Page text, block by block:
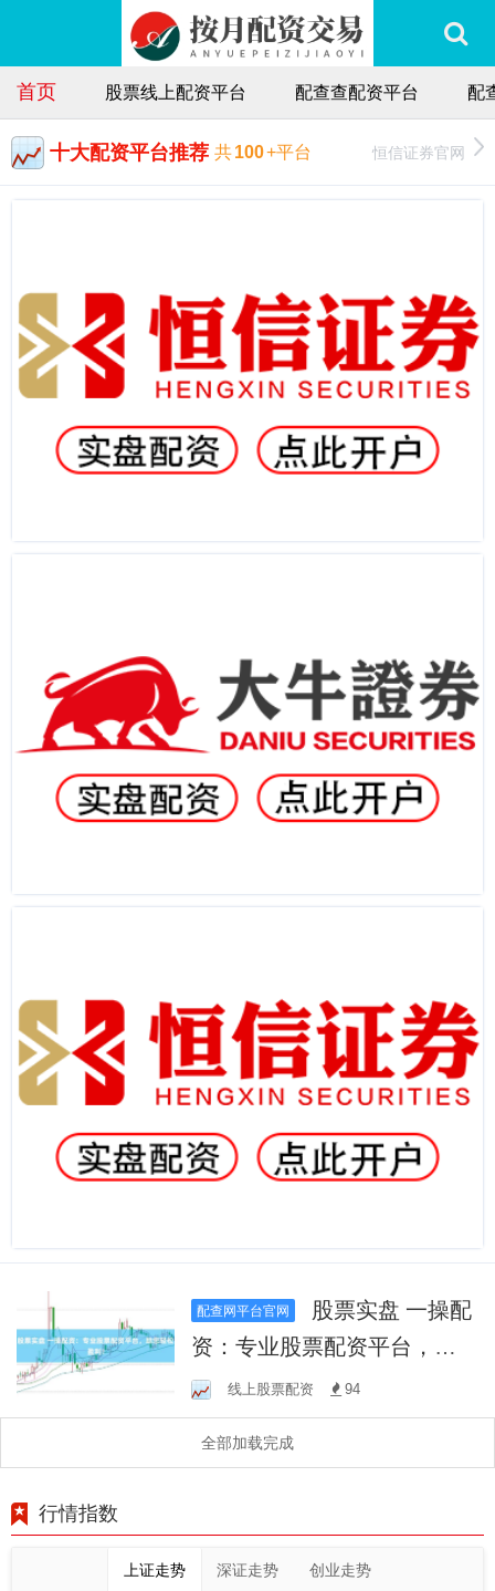
首页 股票线上配资平台 配查查配资平台 配
十大配资平台推荐 共100+平台 恒信证券官网
配查网平台官网
资：专业股票配资平台，助
您轻松盈利！
线上股票配资 94
全部加载完成
行情指数
上证走势 深证走势 创业走势